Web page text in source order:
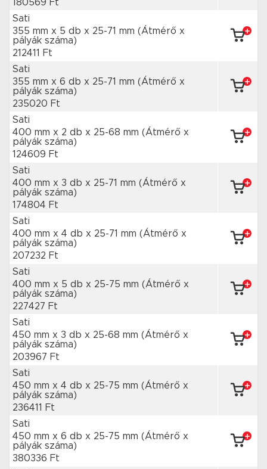
180569 Ft
Sati
355 mm x 5 db x 25-71 mm (Átmérő x
pályák száma)
212411 Ft
Sati
355 mm x 6 db x 25-71 mm (Átmérő x
pályák száma)
235020 Ft
Sati
400 mm x 2 db x 25-68 mm (Átmérő x
pályák száma)
124609 Ft
Sati
400 mm x 3 db x 25-71 mm (Átmérő x
pályák száma)
174804 Ft
Sati
400 mm x 4 db x 25-71 mm (Átmérő x
pályák száma)
207232 Ft
Sati
400 mm x 5 db x 25-75 mm (Átmérő x
pályák száma)
227427 Ft
Sati
450 mm x 3 db x 25-68 mm (Átmérő x
pályák száma)
203967 Ft
Sati
450 mm x 4 db x 25-75 mm (Átmérő x
pályák száma)
236411 Ft
Sati
450 mm x 6 db x 25-75 mm (Átmérő x
pályák száma)
380336 Ft